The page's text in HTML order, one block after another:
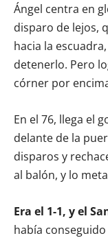
Ángel centra en
disparo de lejos,
hacia la
detenerlo. Pero
córner por
En el 76, llega el
delante de la
disparos y
al balón, y lo
Era el 1-1, y el
había